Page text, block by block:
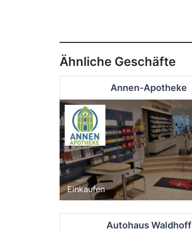
Ähnliche Geschäfte
Annen-Apotheke
Einkaufen
Autohaus Waldhoff